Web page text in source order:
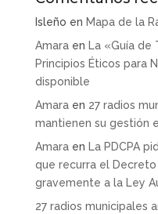
Isleño en Mapa de la
Amaraen La «Guía de
Principios Éticos para
disponible
Amaraen 27 radios
mantienen su gestión
Amaraen La PDCPA
que recurra el
gravemente a la Ley
27 radios municipales